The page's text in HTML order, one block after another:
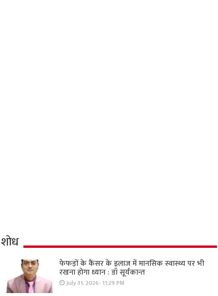
शोध
फेफड़ों के कैंसर के इलाज में मानसिक स्वास्थ्य पर भी
रखना होगा ध्यान : डॉ सूर्यकान्त
July 31, 2026- 11:29 PM